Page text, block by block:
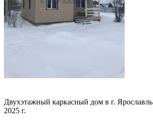
Двухэтажный каркасный дом в г. Ярославль
2025 г.